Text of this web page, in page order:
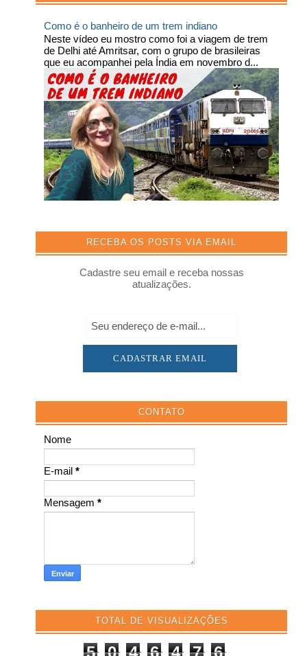
Como é o banheiro de um trem indiano
Neste vídeo eu mostro como foi a viagem de trem
de Delhi até Amritsar, com o grupo de brasileiras
que eu acompanhei pela Índia em novembro d...
RECEBA OS POSTS VIA EMAIL
Cadastre seu email e receba nossas
atualizações.
CONTATO
Nome
E-mail*
Mensagem*
TOTAL DE VISUALIZAÇÕES